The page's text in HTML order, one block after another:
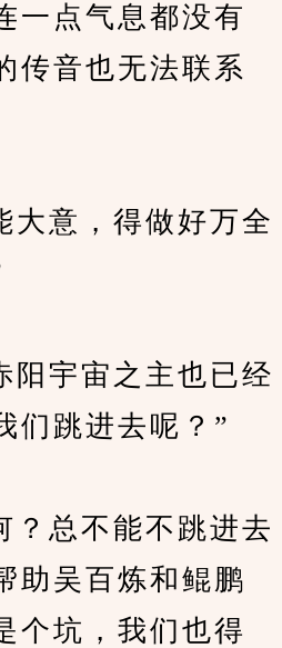
一点气息都没有
传音也无法联系
意，得做好万全
宇宙之主也已经
们跳进去呢？”
总不能不跳进去
助吴百炼和鲲鹏
个坑，我们也得